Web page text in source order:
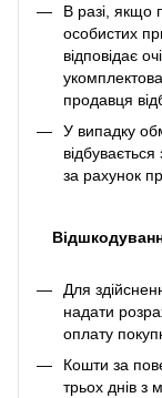
В разі, якщо
особистих
відповідає
продавця
У випадку
за рахунок
Для
надати
оплату
Кошти за
трьох днів з